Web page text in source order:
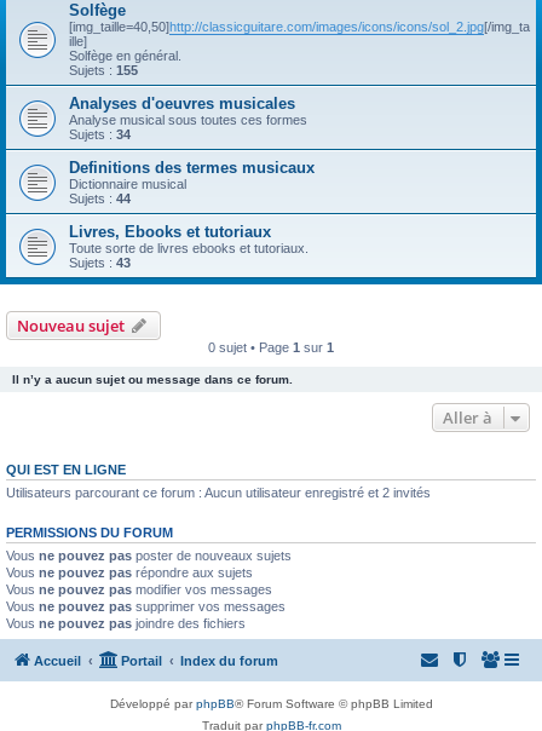
Solfège
[img_taille=40,50]http://classicguitare.com/images/icons/icons/sol_2.jpg[/img_ta
ille]
Solfège en général.
Sujets : 155
Analyses d'oeuvres musicales
Analyse musical sous toutes ces formes
Sujets : 34
Definitions des termes musicaux
Dictionnaire musical
Sujets : 44
Livres, Ebooks et tutoriaux
Toute sorte de livres ebooks et tutoriaux.
Sujets : 43
Nouveau sujet
0 sujet • Page 1 sur 1
Il n’y a aucun sujet ou message dans ce forum.
Aller à
QUI EST EN LIGNE
Utilisateurs parcourant ce forum : Aucun utilisateur enregistré et 2 invités
PERMISSIONS DU FORUM
Vous ne pouvez pas poster de nouveaux sujets
Vous ne pouvez pas répondre aux sujets
Vous ne pouvez pas modifier vos messages
Vous ne pouvez pas supprimer vos messages
Vous ne pouvez pas joindre des fichiers
Accueil Portail Index du forum
Développé parphpBB® Forum Software © phpBB Limited
Traduit parphpBB-fr.com